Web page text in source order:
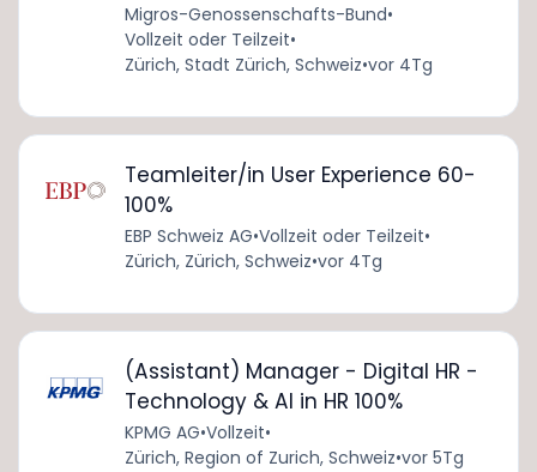
Migros-Genossenschafts-Bund•
Vollzeit oder Teilzeit•
Zürich, Stadt Zürich, Schweiz•vor 4Tg
Teamleiter/in User Experience 60-
100%
EBP Schweiz AG•Vollzeit oder Teilzeit•
Zürich, Zürich, Schweiz•vor 4Tg
(Assistant) Manager - Digital HR -
Technology & AI in HR 100%
KPMG AG•Vollzeit•
Zürich, Region of Zurich, Schweiz•vor 5Tg